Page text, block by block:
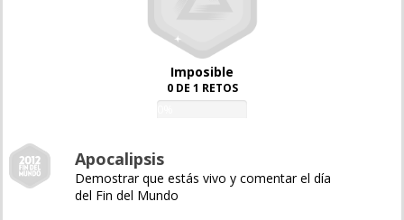
Imposible
0 DE 1 RETOS
Apocalipsis
Demostrar que estás vivo y comentar el día
del Fin del Mundo